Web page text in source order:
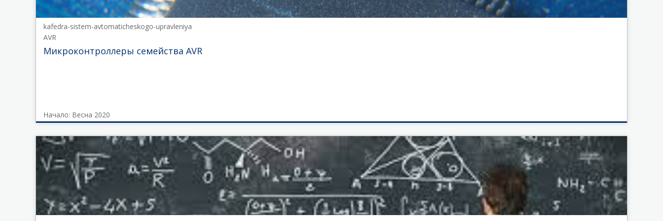
kafedra-sistem-avtomaticheskogo-upravleniya
AVR
Микроконтроллеры семейства AVR
Начало: Весна 2020
sistem-
avtomaticheskogo-
upravleniya
AVR
НачалоВесна
2020